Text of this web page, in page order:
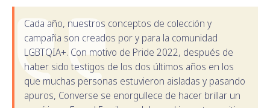
Cada año, nuestros conceptos de colección y
campaña son creados por y para la comunidad
LGBTQIA+. Con motivo de Pride 2022, después de
haber sido testigos de los dos últimos años en los
que muchas personas estuvieron aisladas y pasando
apuros, Converse se enorgullece de hacer brillar un